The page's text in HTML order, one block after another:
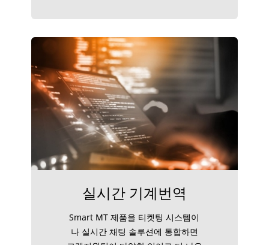
실시간 기계번역
Smart MT 제품을 티켓팅 시스템이
나 실시간 채팅 솔루션에 통합하면